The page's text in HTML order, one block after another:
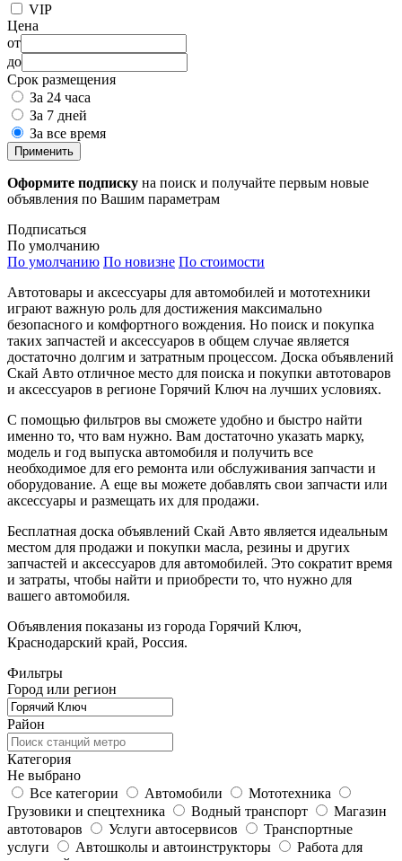
VIP
Цена
от
до
Срок размещения
За 24 часа
За 7 дней
За все время
Применить
Оформите подписку на поиск и получайте первым новые
объявления по Вашим параметрам
Подписаться
По умолчанию
По умолчанию По новизне По стоимости
Автотовары и аксессуары для автомобилей и мототехники
играют важную роль для достижения максимально
безопасного и комфортного вождения. Но поиск и покупка
таких запчастей и аксессуаров в общем случае является
достаточно долгим и затратным процессом. Доска объявлений
Скай Авто отличное место для поиска и покупки автотоваров
и аксессуаров в регионе Горячий Ключ на лучших условиях.
С помощью фильтров вы сможете удобно и быстро найти
именно то, что вам нужно. Вам достаточно указать марку,
модель и год выпуска автомобиля и получить все
необходимое для его ремонта или обслуживания запчасти и
оборудование. А еще вы можете добавлять свои запчасти или
аксессуары и размещать их для продажи.
Бесплатная доска объявлений Скай Авто является идеальным
местом для продажи и покупки масла, резины и других
запчастей и аксессуаров для автомобилей. Это сократит время
и затраты, чтобы найти и приобрести то, что нужно для
вашего автомобиля.
Объявления показаны из города Горячий Ключ,
Краснодарский край, Россия.
Фильтры
Город или регион
Район
Категория
Не выбрано
Все категории
Автомобили
Мототехника
Грузовики и спецтехника
Водный транспорт
Магазин
автотоваров
Услуги автосервисов
Транспортные
услуги
Автошколы и автоинструкторы
Работа для